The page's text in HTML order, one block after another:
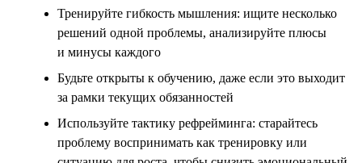
Тренируйте гибкость мышления: ищите несколько
решений одной проблемы, анализируйте плюсы
и минусы каждого
Будьте открыты к обучению, даже если это выходит
за рамки текущих обязанностей
Используйте тактику рефрейминга: старайтесь
проблему воспринимать как тренировку или